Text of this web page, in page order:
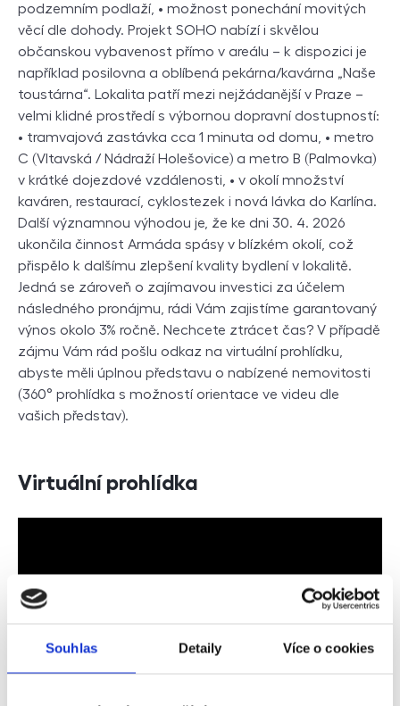
Souhlas Detaily Více o cookies
podzemním podlaží, • možnost ponechání movitých
věcí dle dohody. Projekt SOHO nabízí i skvělou
občanskou vybavenost přímo v areálu – k dispozici je
například posilovna a oblíbená pekárna/kavárna „Naše
toustárna“. Lokalita patří mezi nejžádanější v Praze –
velmi klidné prostředí s výbornou dopravní dostupností:
• tramvajová zastávka cca 1 minuta od domu, • metro
C (Vltavská / Nádraží Holešovice) a metro B (Palmovka)
v krátké dojezdové vzdálenosti, • v okolí množství
kaváren, restaurací, cyklostezek i nová lávka do Karlína.
Další významnou výhodou je, že ke dni 30. 4. 2026
ukončila činnost Armáda spásy v blízkém okolí, což
přispělo k dalšímu zlepšení kvality bydlení v lokalitě.
Jedná se zároveň o zajímavou investici za účelem
následného pronájmu, rádi Vám zajistíme garantovaný
výnos okolo 3% ročně. Nechcete ztrácet čas? V případě
zájmu Vám rád pošlu odkaz na virtuální prohlídku,
abyste měli úplnou představu o nabízené nemovitosti
(360° prohlídka s možností orientace ve videu dle
vašich představ).
Virtuální prohlídka